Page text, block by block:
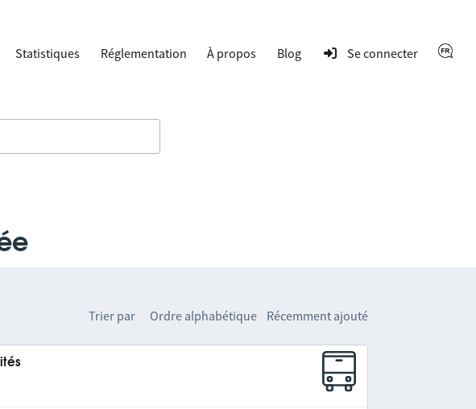
Statistiques Réglementation À propos Blog Se connecter
Trier par Ordre alphabétique Récemment ajouté